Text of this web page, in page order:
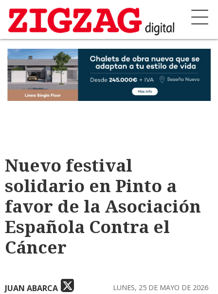
Nuevo festival
solidario en Pinto a
favor de la Asociación
Española Contra el
Cáncer
JUAN ABARCA LUNES, 25 DE MAYO DE 2026